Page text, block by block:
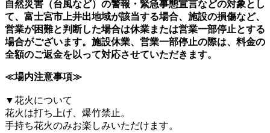
自然災害（台風など）の警報・緊急事態宣言などの対象とし
て、富士宮市上井出地域が該当する場合、施設の損傷など、
営業が困難と判断した場合は休業または営業一部停止とする
場合がございます。施設休業、営業一部停止の際は、料金の
全額のご返金を以って対応させていただきます。
≪場内注意事項≫
▼花火について
花火は打ち上げ、爆竹禁止。
手持ち花火のみお楽しみいただけます。